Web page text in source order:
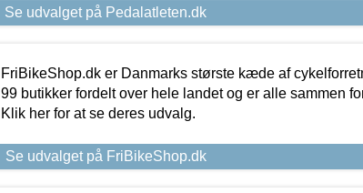
Se udvalget på Pedalatleten.dk
FriBikeShop.dk er Danmarks største kæde af
99 butikker fordelt over hele landet og er alle sammen
Klik her for at se deres udvalg.
Se udvalget på FriBikeShop.dk